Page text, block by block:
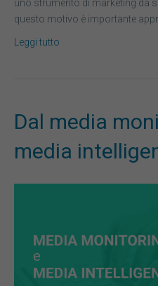
uno strumento di marketing da
questo motivo è importante
Leggi tutto
Dal media
media